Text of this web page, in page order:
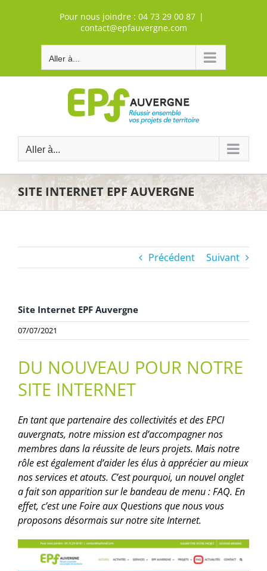
Pour nous joindre : 04 73 29 00 87 |
contact@epfauvergne.com
Aller à...
Aller à...
SITE INTERNET EPF AUVERGNE
Précédent Suivant
Site Internet EPF Auvergne
07/07/2021
DU NOUVEAU POUR NOTRE
SITE INTERNET
En tant que partenaire des collectivités et des EPCI
auvergnats, notre mission est d’accompagner nos
membres dans la réussite de leurs projets. Mais notre
rôle est également d’aider les élus à apprécier au mieux
nos services et atouts. C’est pourquoi, un nouvel onglet
a fait son apparition sur le bandeau de menu : FAQ. En
effet, c’est une Foire aux Questions que nous vous
proposons désormais sur notre site Internet.